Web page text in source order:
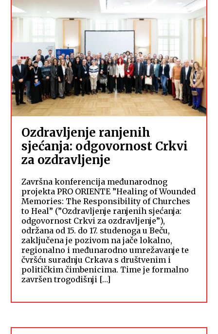
Ozdravljenje ranjenih
sjećanja: odgovornost Crkvi
za ozdravljenje
Završna konferencija međunarodnog
projekta PRO ORIENTE ”Healing of Wounded
Memories: The Responsibility of Churches
to Heal” (”Ozdravljenje ranjenih sjećanja:
odgovornost Crkvi za ozdravljenje”),
održana od 15. do 17. studenoga u Beču,
zaključena je pozivom na jače lokalno,
regionalno i međunarodno umrežavanje te
čvršću suradnju Crkava s društvenim i
političkim čimbenicima. Time je formalno
završen trogodišnji […]